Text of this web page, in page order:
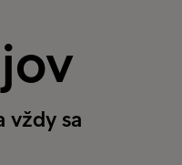
vždy sa